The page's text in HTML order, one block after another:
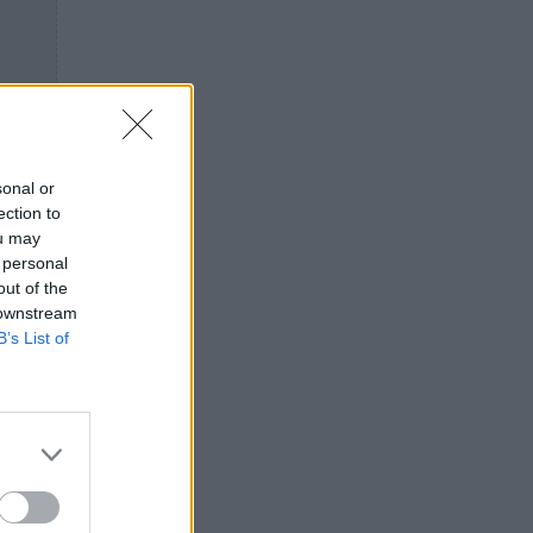
or
to
may
of the
List of